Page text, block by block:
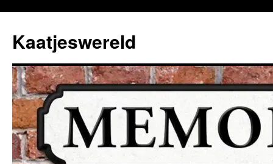
de
inhoud
Kaatjeswereld